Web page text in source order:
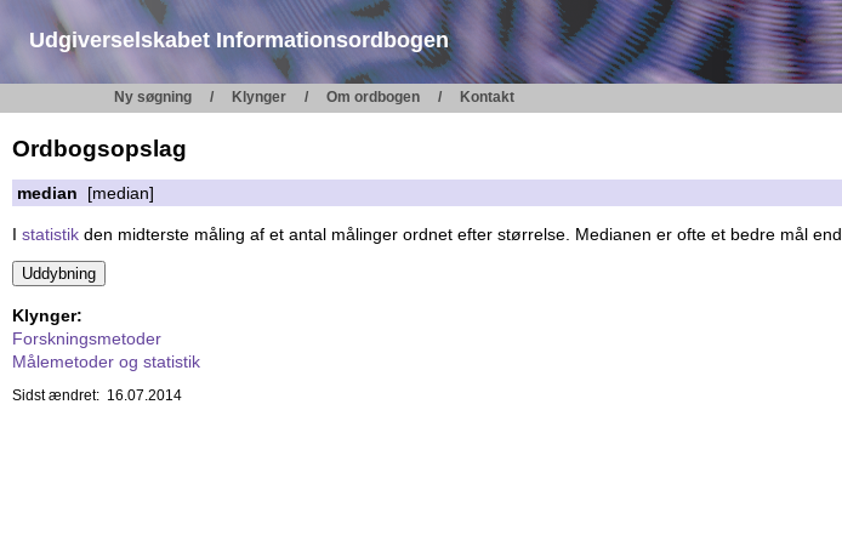
Udgiverselskabet Informationsordbogen
Ny søgning Klynger Om ordbogen Kontakt
Ordbogsopslag
median [median]
I statistik den midterste måling af et antal målinger ordnet efter størrelse. Medianen er ofte et bedre mål end
Klynger:
Forskningsmetoder
Målemetoder og statistik
Sidst ændret: 16.07.2014